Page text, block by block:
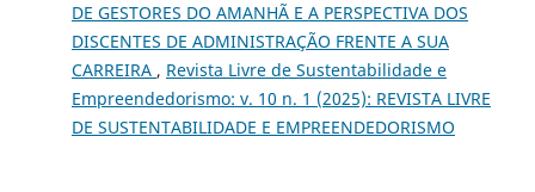
DE GESTORES DO AMANHÃ E A PERSPECTIVA DOS
DISCENTES DE ADMINISTRAÇÃO FRENTE A SUA
CARREIRA , Revista Livre de Sustentabilidade e
Empreendedorismo: v. 10 n. 1 (2025): REVISTA LIVRE
DE SUSTENTABILIDADE E EMPREENDEDORISMO